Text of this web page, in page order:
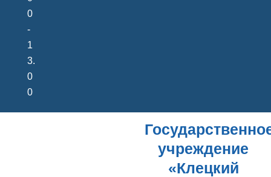
0
-
1
3.
0
0
учреждение
«Клецкий